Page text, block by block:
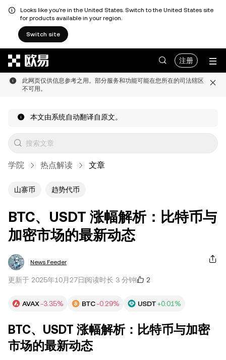
Looks like you're in the United States. Switch to the United States site
for products available in your region.
Switch site
注册
此网页仅供信息参考之用。部分服务和功能可能在您所在的司法辖区
不可用。
本文由系统自动翻译自原文。
学院 热点解读 文章
山寨币 趋势代币
BTC、USDT 涨幅解析：比特币与
加密市场的最新动态
News Feeder
更新于 2025年10月27日 阅读时长 3 分钟 2
AVAX-3.35% BTC-0.29% USDT+0.01%
BTC、USDT 涨幅解析：比特币与加密
市场的最新动态